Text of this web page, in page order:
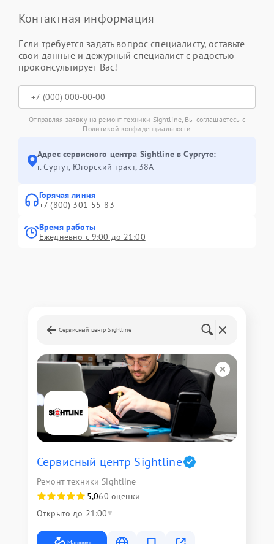
Контактная информация
Если требуется задать вопрос специалисту, оставьте
свои данные и дежурный специалист с радостью
проконсультирует Вас!
Отправляя заявку на ремонт техники Sightline, Вы соглашаетесь с
Политикой конфиденциальности
Адрес сервисного центра Sightline в Сургуте:
г. Сургут, Югорский тракт, 38А
Горячая линия
+7 (800) 301-55-83
Время работы
Ежедневно с 9:00 до 21:00
Сервисный центр Sightline
Сервисный центр Sightline
Ремонт техники Sightline
5,060 оценки
Открыто до 21:00